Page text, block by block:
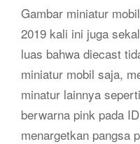
Gambar miniatur
2019 kali ini juga
luas bahwa diecast
miniatur mobil saja,
minatur lainnya
berwarna pink pada
menargetkan pangsa